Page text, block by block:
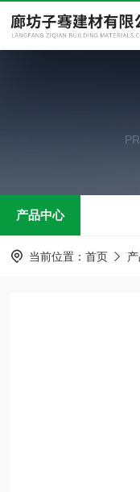
产品中心
当前位置： 首页